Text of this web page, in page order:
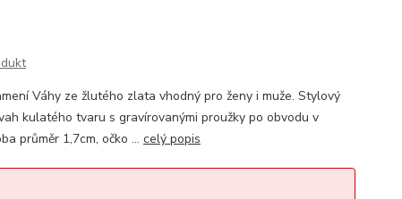
Váhy ze žlutého zlata vhodný pro ženy i muže. Stylový
kulatého tvaru s gravírovanými proužky po obvodu v
průměr 1,7cm, očko ... celý popis